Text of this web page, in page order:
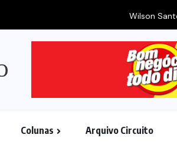
Wilson Santos projeta novos
Colunas Arquivo Circuito